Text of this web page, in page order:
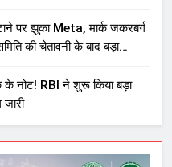
पर झुका Meta, मार्क जकरबर्ग
की चेतावनी के बाद बड़ा
के नोट! RBI ने शुरू किया बड़ा